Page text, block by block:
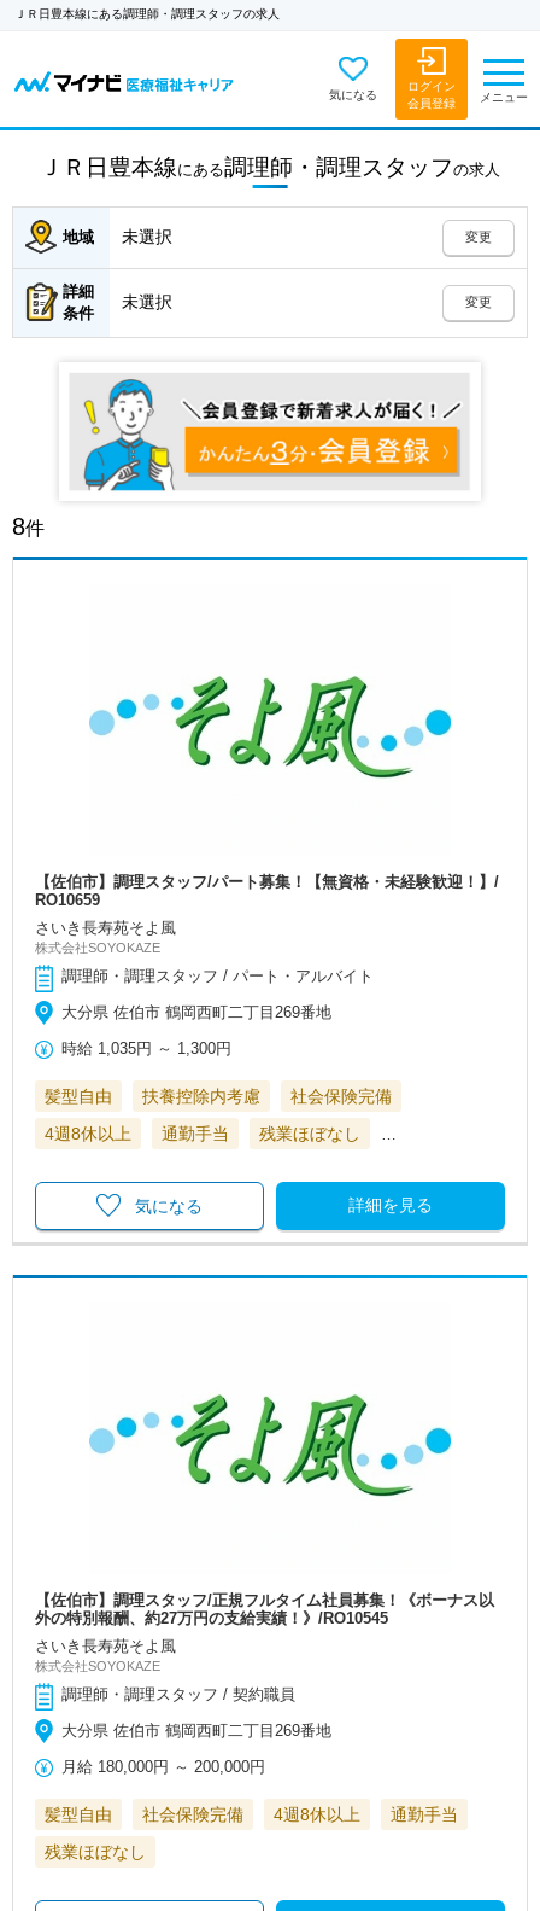
ＪＲ日豊本線にある調理師・調理スタッフの求人
気になる
ログイン
会員登録
メニュー
ＪＲ日豊本線 にある調理師・調理スタッフの求人
地域 未選択 変更
詳細
条件
未選択 変更
8件
【佐伯市】調理スタッフ/パート募集！【無資格・未経験歓迎！】/
RO10659
さいき長寿苑そよ風
株式会社SOYOKAZE
調理師・調理スタッフ / パート・アルバイト
大分県 佐伯市 鶴岡西町二丁目269番地
時給 1,035円 ～ 1,300円
髪型自由 扶養控除内考慮
社会保険完備
4週8休以上
通勤手当 残業ほぼなし
詳細を見る
気になる
【佐伯市】調理スタッフ/正規フルタイム社員募集！《ボーナス以
外の特別報酬、約27万円の支給実績！》/RO10545
さいき長寿苑そよ風
株式会社SOYOKAZE
調理師・調理スタッフ / 契約職員
大分県 佐伯市 鶴岡西町二丁目269番地
月給 180,000円 ～ 200,000円
髪型自由 社会保険完備 4週8休以上
通勤手当
残業ほぼなし